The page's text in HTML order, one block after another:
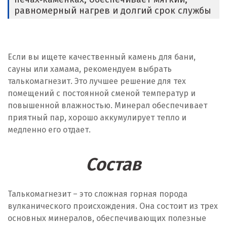
равномерный нагрев и долгий срок службы
Если вы ищете качественный камень для бани,
сауны или хамама, рекомендуем выбрать
талькомагнезит. Это лучшее решение для тех
помещений с постоянной сменой температур и
повышенной влажностью. Минерал обеспечивает
приятный пар, хорошо аккумулирует тепло и
медленно его отдает.
Состав
Талькомагнезит – это сложная горная порода
вулканического происхождения. Она состоит из трех
основных минералов, обеспечивающих полезные